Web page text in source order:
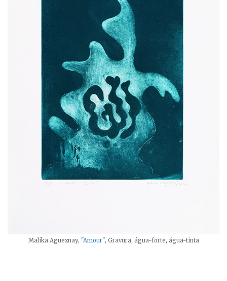
Malika Agueznay, "Amour", Gravura, água-forte, água-tinta